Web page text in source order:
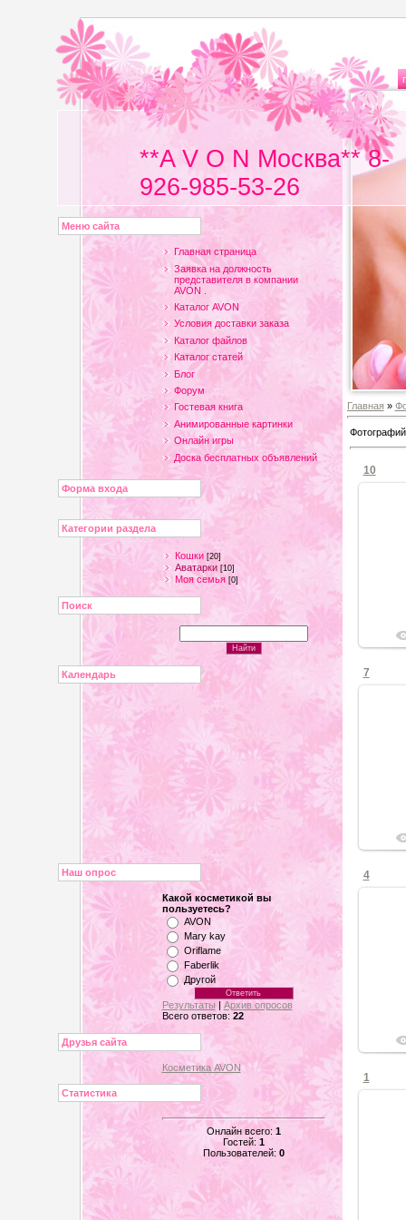
**A V O N Москва** 8-
926-985-53-26
Меню сайта
Главная страница
Заявка на должность
представителя в компании
AVON .
Каталог AVON
Условия доставки заказа
Каталог файлов
Каталог статей
Блог
Форум
Гостевая книга
Анимированные картинки
Онлайн игры
Доска бесплатных объявлений
Форма входа
Категории раздела
Кошки [20]
Аватарки [10]
Моя семья [0]
Поиск
Календарь
Наш опрос
Какой косметикой вы
пользуетесь?
AVON
Mary kay
Oriflame
Faberlik
Другой
Результаты
Архив опросов
Всего ответов: 22
Друзья сайта
Косметика AVON
Статистика
Онлайн всего: 1
Гостей: 1
Пользователей: 0
Главная»
10
7
4
1